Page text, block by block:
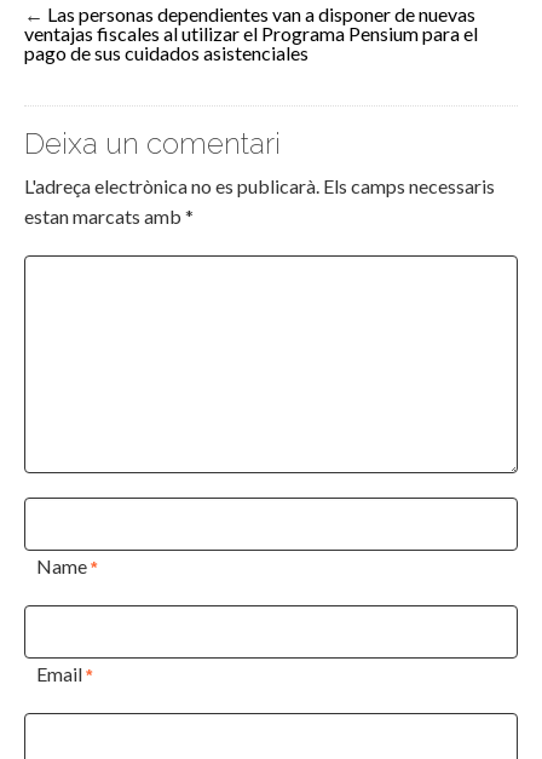
← Las personas dependientes van a disponer de nuevas
ventajas fiscales al utilizar el Programa Pensium para el
pago de sus cuidados asistenciales
Deixa un comentari
L'adreça electrònica no es publicarà. Els camps necessaris
estan marcats amb *
Name*
Email*